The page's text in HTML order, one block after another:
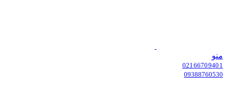
منو
02166709401
09388760530